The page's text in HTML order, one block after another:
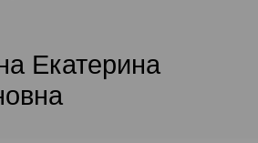
Екатерина